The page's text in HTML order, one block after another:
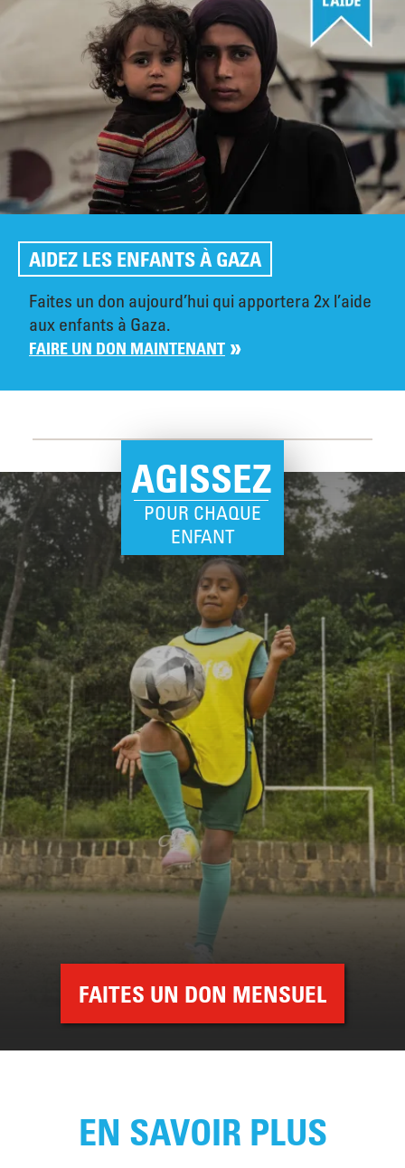
AIDEZ LES ENFANTS À GAZA
Faites un don aujourd’hui qui apportera 2x l’aide
aux enfants à Gaza.
FAIRE UN DON MAINTENANT
AGISSEZ
POUR CHAQUE
ENFANT
FAITES UN DON MENSUEL
EN SAVOIR PLUS